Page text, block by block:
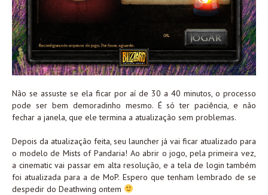
Não se assuste se ela ficar por aí de 30 a 40 minutos, o processo
pode ser bem demoradinho mesmo. É só ter paciência, e não
fechar a janela, que ele termina a atualização sem problemas.
Depois da atualização feita, seu launcher já vai ficar atualizado para
o modelo de Mists of Pandaria! Ao abrir o jogo, pela primeira vez,
a cinematic vai passar em alta resolução, e a tela de login também
foi atualizada para a de MoP. Espero que tenham lembrado de se
despedir do Deathwing ontem